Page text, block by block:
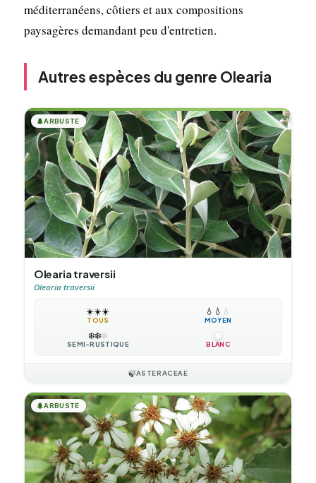
méditerranéens, côtiers et aux compositions
paysagères demandant peu d'entretien.
Autres espèces du genre Olearia
🌲ARBUSTE
Olearia traversii
Olearia traversii
☀️☀️☀️
TOUS
💧 💧 💧
MOYEN
❄️❄️❄️
SEMI-RUSTIQUE BLANC
🍃ASTERACEAE
🌲ARBUSTE